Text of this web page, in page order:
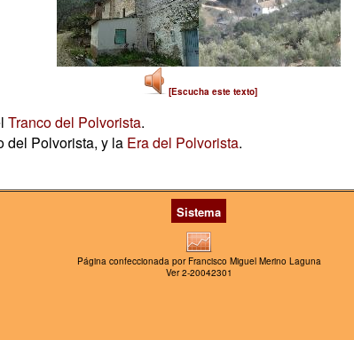
[Escucha este texto]
Tranco del Polvorista.
del Polvorista, y la Era del Polvorista.
Sistema
Página confeccionada por Francisco Miguel Merino Laguna
Ver 2-20042301